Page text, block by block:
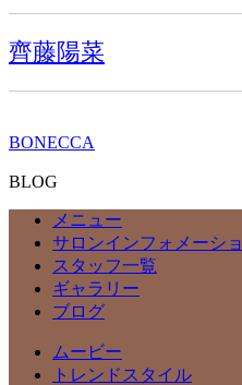
齊藤陽菜
BONECCA
BLOG
メニュー
サロンインフォメーシ
スタッフ一覧
ギャラリー
ブログ
ムービー
トレンドスタイル